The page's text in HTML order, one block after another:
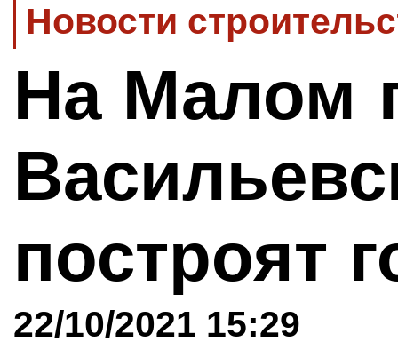
Новости
На Малом
построят
22/10/2021 15:29